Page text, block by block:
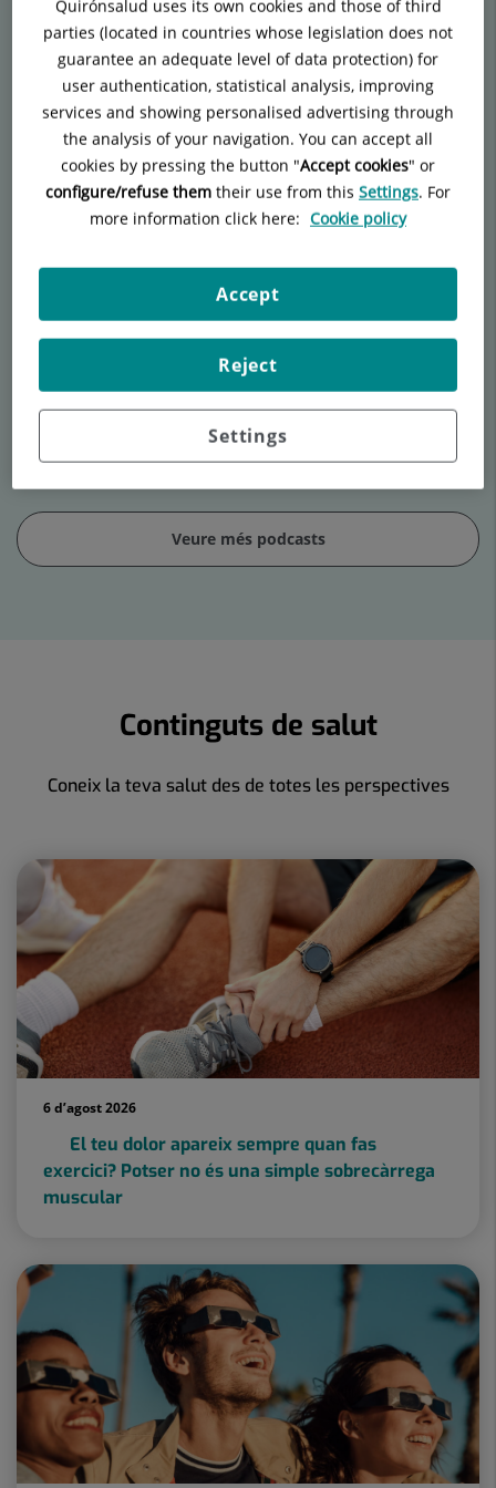
#LetraDeMédico: Nacer tres veces
Héctor BoixLaia Vega PuyalElena Berrocal
Paula Serrano AcebesJoaquín Fernández Doblas
Pediatría y sus Áreas Específicas
Medicina Interna
Veure més podcasts
Continguts de salut
Coneix la teva salut des de totes les perspectives
6 d’agost 2026
El teu dolor apareix sempre quan fas
exercici? Potser no és una simple sobrecàrrega
muscular
Quirónsalud uses its own cookies and those of third
parties (located in countries whose legislation does not
guarantee an adequate level of data protection) for
user authentication, statistical analysis, improving
services and showing personalised advertising through
the analysis of your navigation. You can accept all
cookies by pressing the button "Accept cookies" or
configure/refuse them their use from this Settings. For
more information click here: Cookie policy
Settings
Reject
Accept